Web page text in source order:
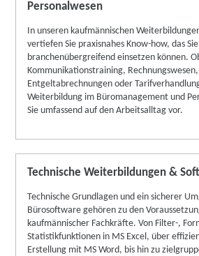
Personalwesen
In unseren kaufmännischen
vertiefen Sie praxisnahes Know-how, das Sie
branchenübergreifend einsetzen können.
Kommunikationstraining,
Entgeltabrechnungen oder
Weiterbildung im Büromanagement und
Sie umfassend auf den Arbeitsalltag vor.
Technische Weiterbildungen &
Technische Grundlagen und ein sicherer
Bürosoftware gehören zu den
kaufmännischer Fachkräfte. Von Filter-,
Statistikfunktionen in MS Excel, über
Erstellung mit MS Word, bis hin zu